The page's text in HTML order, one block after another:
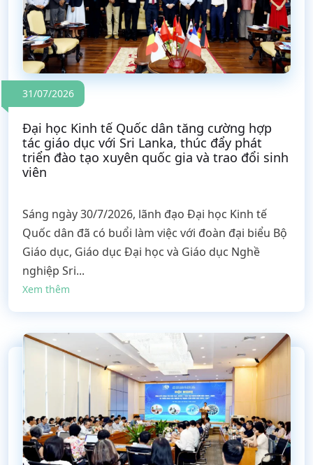
31/07/2026
Đại học Kinh tế Quốc dân tăng cường hợp
tác giáo dục với Sri Lanka, thúc đẩy phát
triển đào tạo xuyên quốc gia và trao đổi sinh
viên
Sáng ngày 30/7/2026, lãnh đạo Đại học Kinh tế
Quốc dân đã có buổi làm việc với đoàn đại biểu Bộ
Giáo dục, Giáo dục Đại học và Giáo dục Nghề
nghiệp Sri...
Xem thêm